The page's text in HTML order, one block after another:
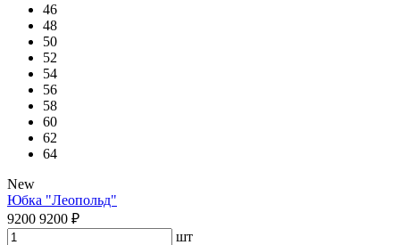
46
48
50
52
54
56
58
60
62
64
New
Юбка "Леопольд"
9200 9200 ₽
шт